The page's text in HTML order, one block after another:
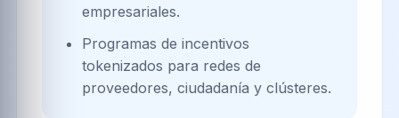
empresariales.
Programas de incentivos
tokenizados para redes de
proveedores, ciudadanía y clústeres.